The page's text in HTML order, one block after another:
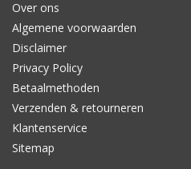
Over ons
Algemene voorwaarden
Disclaimer
Privacy Policy
Betaalmethoden
Verzenden & retourneren
Klantenservice
Sitemap